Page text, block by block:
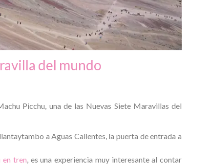
del mundo
Picchu, una de las Nuevas Siete Maravillas del
a Aguas Calientes, la puerta de entrada a
en tren, es una experiencia muy interesante al contar